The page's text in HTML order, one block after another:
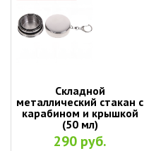
Складной
металлический стакан с
карабином и крышкой
(50 мл)
290 руб.